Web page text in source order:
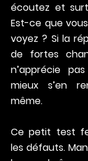
écoutez et
Est-ce que
voyez ? Si la
de fortes
n’apprécie
mieux s’en
même.
Ce petit test
les défauts.